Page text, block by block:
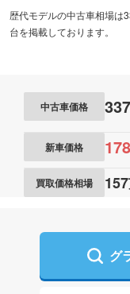
歴代モデルの中古車相場は
台を掲載しております。
中古車価格 337
新車価格 178
買取価格相場 157
グ